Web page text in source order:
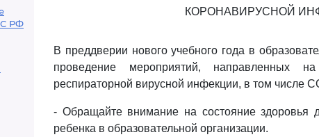
РФ
КОРОНАВИРУСНОЙ
В преддверии нового учебного года в
проведение мероприятий, направленных
респираторной вирусной инфекции, в том числе
- Обращайте внимание на состояние здоровья
ребенка в образовательной организации.